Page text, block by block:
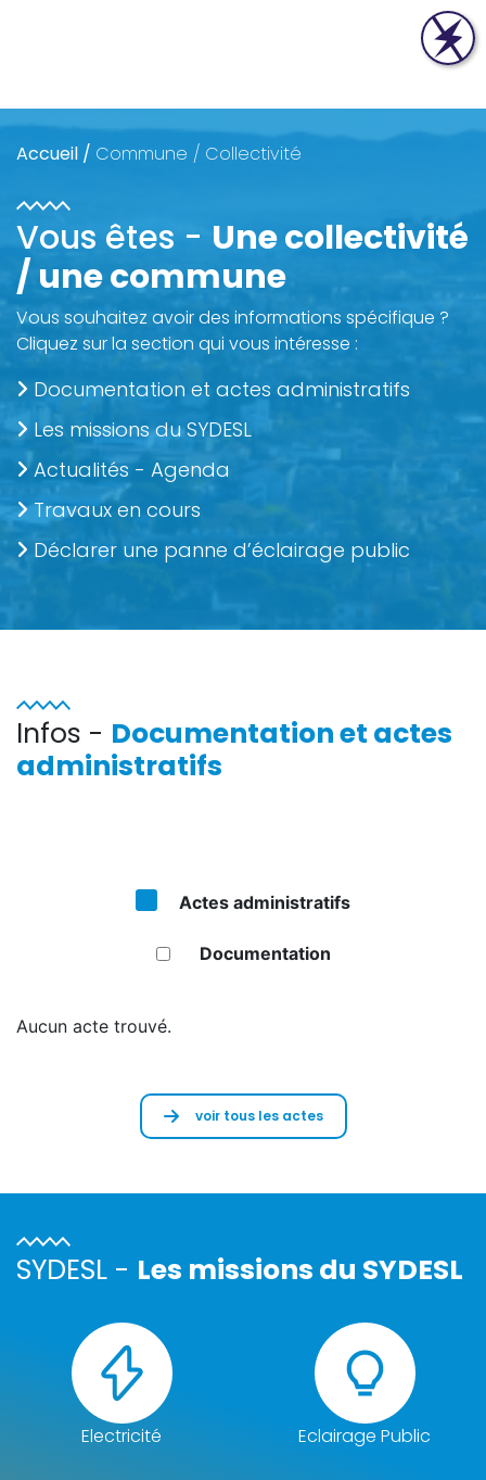
Accueil / Commune / Collectivité
Vous êtes - Une collectivité
/ une commune
Vous souhaitez avoir des informations spécifique ?
Cliquez sur la section qui vous intéresse :
Documentation et actes administratifs
Les missions du SYDESL
Actualités - Agenda
Travaux en cours
Déclarer une panne d’éclairage public
Infos - Documentation et actes
administratifs
Actes administratifs
Documentation
Aucun acte trouvé.
voir tous les actes
SYDESL - Les missions du SYDESL
Electricité Eclairage Public